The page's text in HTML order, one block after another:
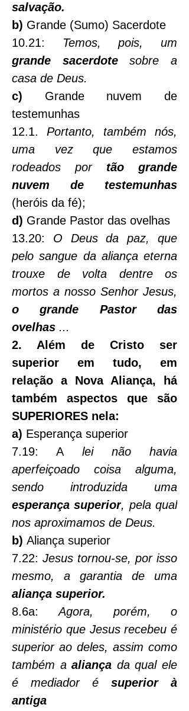
salvação.
b) Grande (Sumo) Sacerdote
10.21:
grande sacerdote sobre a
casa de Deus.
c) Grande nuvem de
testemunhas
12.1. Portanto, também nós,
uma vez que estamos
rodeados por tão grande
(heróis da fé);
d) Grande Pastor das ovelhas
13.20: O Deus da paz, que
pelo sangue da aliança eterna
trouxe de volta dentre os
o grande Pastor das
ovelhas ...
2. Além de Cristo ser
superior em tudo, em
relação a Nova Aliança, há
também aspectos que são
SUPERIORES nela:
a) Esperança superior
7.19: A lei não havia
aperfeiçoado coisa alguma,
esperança superior, pela qual
nos aproximamos de Deus.
b) Aliança superior
7.22: Jesus tornou-se, por isso
aliança superior.
8.6a: Agora, porém, o
ministério que Jesus recebeu é
superior ao deles, assim como
também a aliança da qual ele
é mediador é superior à
antiga